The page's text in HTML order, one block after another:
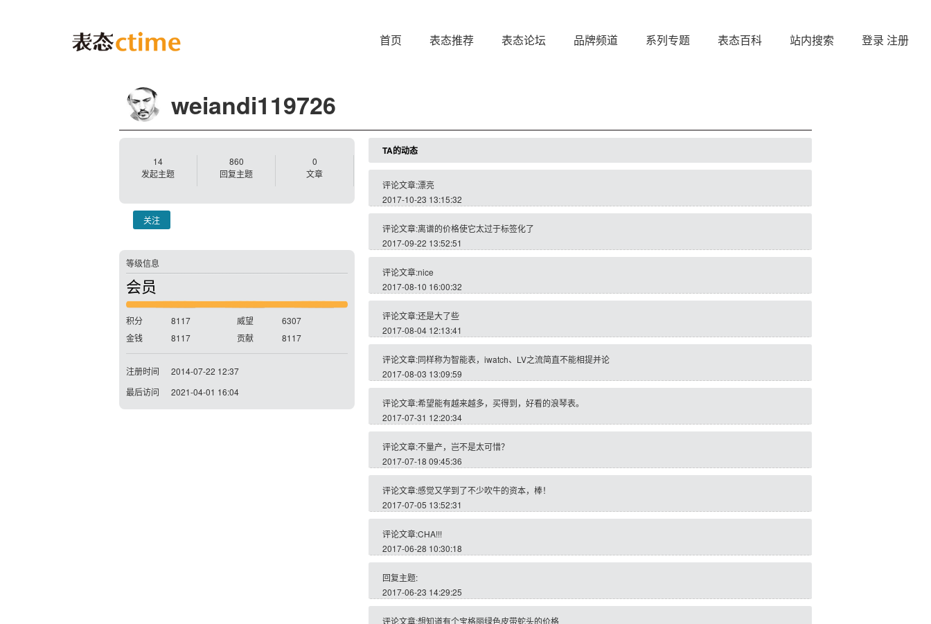
首页 表态推荐 表态论坛 品牌频道 系列专题 表态百科 站内搜索 登录 注册
weiandi119726
14
发起主题
860
回复主题
0
文章
关注
等级信息
会员
积分 8117 威望
6307
金钱
8117 贡献 8117
注册时间
2014-07-22 12:37
最后访问
2021-04-01 16:04
TA的动态
评论文章:漂亮
2017-10-23 13:15:32
评论文章:离谱的价格使它太过于标签化了
2017-09-22 13:52:51
评论文章:nice
2017-08-10 16:00:32
评论文章:还是大了些
2017-08-04 12:13:41
评论文章:同样称为智能表，iwatch、LV之流简直不能相提并论
2017-08-03 13:09:59
评论文章:希望能有越来越多，买得到，好看的浪琴表。
2017-07-31 12:20:34
评论文章:不量产，岂不是太可惜？
2017-07-18 09:45:36
评论文章:感觉又学到了不少吹牛的资本，棒！
2017-07-05 13:52:31
评论文章:CHA!!!
2017-06-28 10:30:18
回复主题:
2017-06-23 14:29:25
评论文章:想知道有个宝格丽绿色皮带蛇头的价格